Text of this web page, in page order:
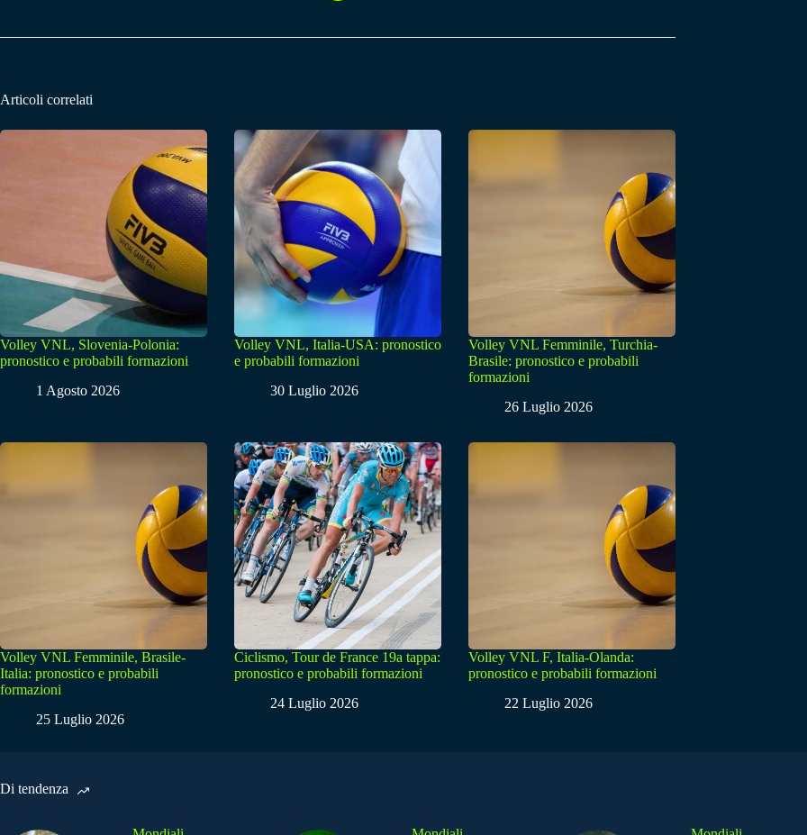
Articoli correlati
Volley VNL, Slovenia-Polonia:
pronostico e probabili formazioni
1 Agosto 2026
Volley VNL, Italia-USA: pronostico
e probabili formazioni
30 Luglio 2026
Volley VNL Femminile, Turchia-
Brasile: pronostico e probabili
formazioni
26 Luglio 2026
Volley VNL Femminile, Brasile-
Italia: pronostico e probabili
formazioni
25 Luglio 2026
Ciclismo, Tour de France 19a tappa:
pronostico e probabili formazioni
24 Luglio 2026
Volley VNL F, Italia-Olanda:
pronostico e probabili formazioni
22 Luglio 2026
Di tendenza